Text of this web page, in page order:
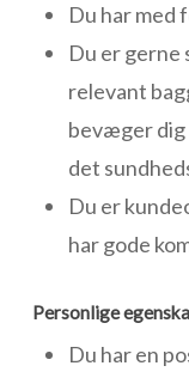
Du har med
Du er gerne
relevant
bevæger dig
det
Du er
har gode
Personlige
Du har en